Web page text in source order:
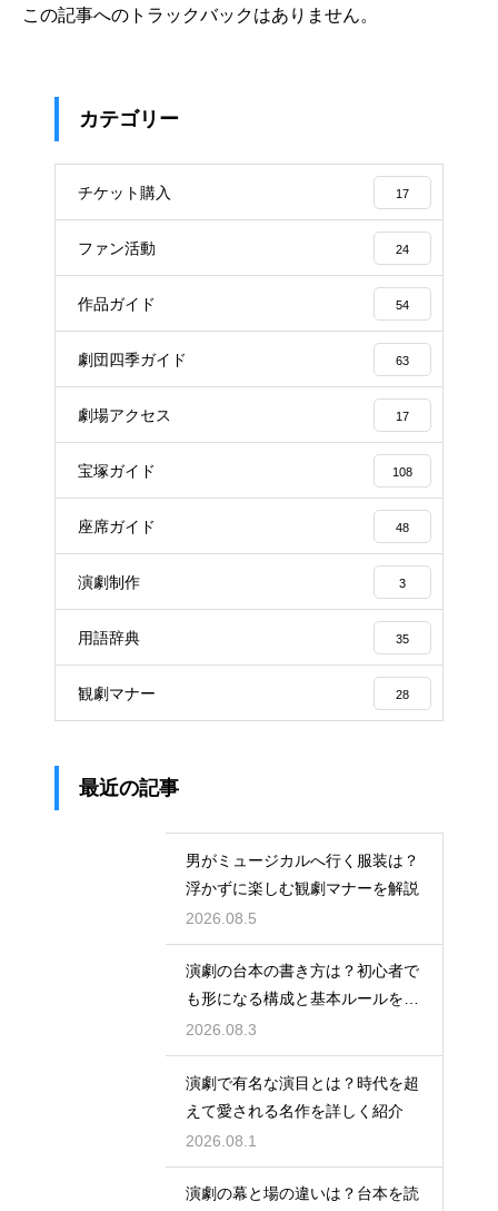
この記事へのトラックバックはありません。
カテゴリー
チケット購入 17
ファン活動 24
作品ガイド 54
劇団四季ガイド 63
劇場アクセス 17
宝塚ガイド 108
座席ガイド 48
演劇制作 3
用語辞典 35
観劇マナー 28
最近の記事
男がミュージカルへ行く服装は？
浮かずに楽しむ観劇マナーを解説
2026.08.5
演劇の台本の書き方は？初心者で
も形になる構成と基本ルールを解
説
2026.08.3
演劇で有名な演目とは？時代を超
えて愛される名作を詳しく紹介
2026.08.1
演劇の幕と場の違いは？台本を読